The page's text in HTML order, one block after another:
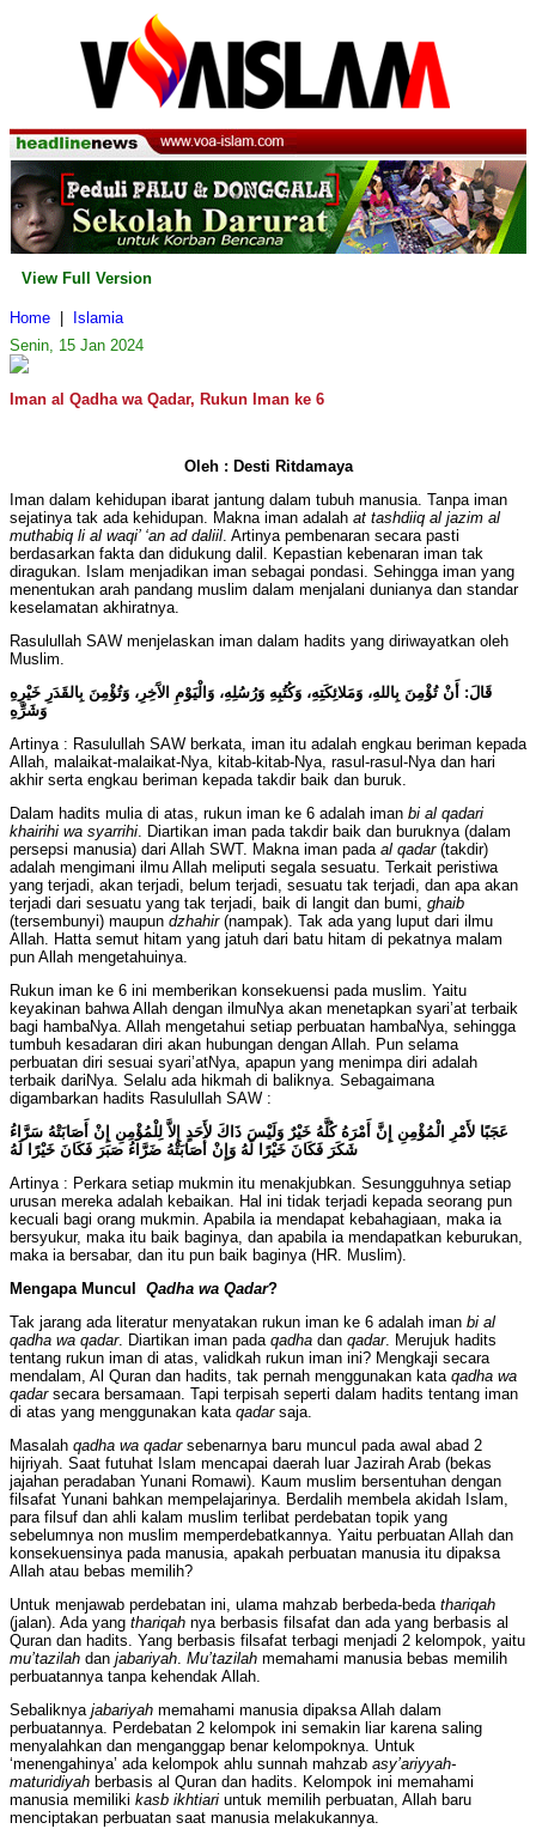
View Full Version
Home
Islamia
Senin, 15 Jan 2024
Iman al Qadha wa Qadar, Rukun Iman ke 6
Oleh : Desti Ritdamaya
Iman dalam kehidupan ibarat jantung dalam tubuh manusia. Tanpa iman
sejatinya tak ada kehidupan. Makna iman adalah at tashdiiq al jazim al
muthabiq li al waqi’ ‘an ad daliil. Artinya pembenaran secara pasti
berdasarkan fakta dan didukung dalil. Kepastian kebenaran iman tak
diragukan. Islam menjadikan iman sebagai pondasi. Sehingga iman yang
menentukan arah pandang muslim dalam menjalani dunianya dan standar
keselamatan akhiratnya.
Rasulullah SAW menjelaskan iman dalam hadits yang diriwayatkan oleh
Muslim.
قَالَ: أَنْ تُؤْمِنَ بِاللهِ، وَمَلائِكَتِهِ، وَكُتُبِهِ وَرُسُلِهِ، وَالْيَوْمِ الآَخِرِ، وَتُؤْمِنَ بِالقَدَرِ خَيْرِهِ
وَشَرِّهِ
Artinya : Rasulullah SAW berkata, iman itu adalah engkau beriman kepada
Allah, malaikat-malaikat-Nya, kitab-kitab-Nya, rasul-rasul-Nya dan hari
akhir serta engkau beriman kepada takdir baik dan buruk.
Dalam hadits mulia di atas, rukun iman ke 6 adalah iman bi al qadari
khairihi wa syarrihi. Diartikan iman pada takdir baik dan buruknya (dalam
persepsi manusia) dari Allah SWT. Makna iman pada al qadar(takdir)
adalah mengimani ilmu Allah meliputi segala sesuatu. Terkait peristiwa
yang terjadi, akan terjadi, belum terjadi, sesuatu tak terjadi, dan apa akan
terjadi dari sesuatu yang tak terjadi, baik di langit dan bumi, ghaib
(tersembunyi) maupun dzhahir (nampak). Tak ada yang luput dari ilmu
Allah. Hatta semut hitam yang jatuh dari batu hitam di pekatnya malam
pun Allah mengetahuinya.
Rukun iman ke 6 ini memberikan konsekuensi pada muslim. Yaitu
keyakinan bahwa Allah dengan ilmuNya akan menetapkan syari’at terbaik
bagi hambaNya. Allah mengetahui setiap perbuatan hambaNya, sehingga
tumbuh kesadaran diri akan hubungan dengan Allah. Pun selama
perbuatan diri sesuai syari’atNya, apapun yang menimpa diri adalah
terbaik dariNya. Selalu ada hikmah di baliknya. Sebagaimana
digambarkan hadits Rasulullah SAW :
عَجَبًا لأَمْرِ الْمُؤْمِنِ إِنَّ أَمْرَهُ كُلَّهُ خَيْرٌ وَلَيْسَ ذَاكَ لأَحَدٍ إِلاَّ لِلْمُؤْمِنِ إِنْ أَصَابَتْهُ سَرَّاءُ
شَكَرَ فَكَانَ خَيْرًا لَهُ وَإِنْ أَصَابَتْهُ ضَرَّاءُ صَبَرَ فَكَانَ خَيْرًا لَهُ
Artinya : Perkara setiap mukmin itu menakjubkan. Sesungguhnya setiap
urusan mereka adalah kebaikan. Hal ini tidak terjadi kepada seorang pun
kecuali bagi orang mukmin. Apabila ia mendapat kebahagiaan, maka ia
bersyukur, maka itu baik baginya, dan apabila ia mendapatkan keburukan,
maka ia bersabar, dan itu pun baik baginya (HR. Muslim).
Mengapa Muncul
Qadha wa Qadar?
Tak jarang ada literatur menyatakan rukun iman ke 6 adalah iman bi al
qadha wa qadar. Diartikan iman pada qadha dan qadar. Merujuk hadits
tentang rukun iman di atas, validkah rukun iman ini? Mengkaji secara
mendalam, Al Quran dan hadits, tak pernah menggunakan kata qadha wa
qadarsecara bersamaan. Tapi terpisah seperti dalam hadits tentang iman
di atas yang menggunakan kata qadarsaja.
Masalah qadha wa qadarsebenarnya baru muncul pada awal abad 2
hijriyah. Saat futuhat Islam mencapai daerah luar Jazirah Arab (bekas
jajahan peradaban Yunani Romawi). Kaum muslim bersentuhan dengan
filsafat Yunani bahkan mempelajarinya. Berdalih membela akidah Islam,
para filsuf dan ahli kalam muslim terlibat perdebatan topik yang
sebelumnya non muslim memperdebatkannya. Yaitu perbuatan Allah dan
konsekuensinya pada manusia, apakah perbuatan manusia itu dipaksa
Allah atau bebas memilih?
Untuk menjawab perdebatan ini, ulama mahzab berbeda-beda thariqah
(jalan). Ada yang thariqah nya berbasis filsafat dan ada yang berbasis al
Quran dan hadits. Yang berbasis filsafat terbagi menjadi 2 kelompok, yaitu
mu’tazilah dan jabariyah. Mu’tazilah memahami manusia bebas memilih
perbuatannya tanpa kehendak Allah.
Sebaliknya jabariyah memahami manusia dipaksa Allah dalam
perbuatannya. Perdebatan 2 kelompok ini semakin liar karena saling
menyalahkan dan menganggap benar kelompoknya. Untuk
‘menengahinya’ ada kelompok ahlu sunnah mahzab asy’ariyyah-
maturidiyah berbasis al Quran dan hadits. Kelompok ini memahami
manusia memiliki kasb ikhtiari untuk memilih perbuatan, Allah baru
menciptakan perbuatan saat manusia melakukannya.